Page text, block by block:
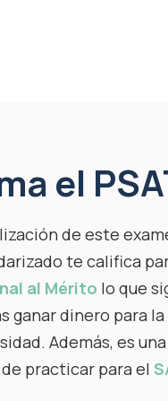
el
de este
te califica
al Mérito lo que
ganar dinero para la
Además, es
practicar para el